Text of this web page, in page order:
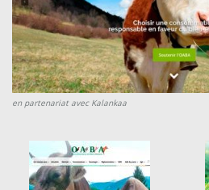
en partenariat avec Kalankaa